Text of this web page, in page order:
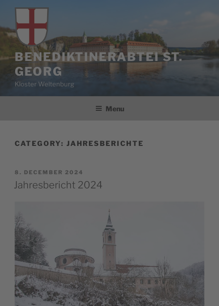
content
BENEDIKTINERABTEI ST.
GEORG
Kloster Weltenburg
Menu
CATEGORY: JAHRESBERICHTE
POSTED
ON
8. DECEMBER 2024
Jahresbericht 2024